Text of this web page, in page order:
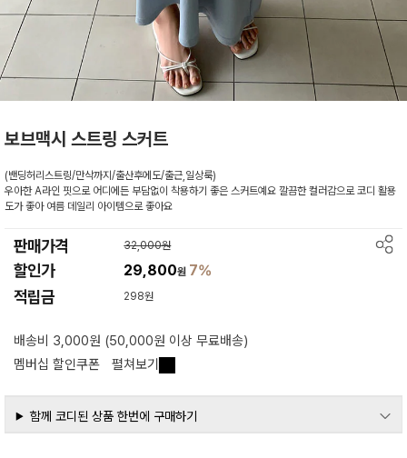
보브맥시 스트링 스커트
(밴딩허리스트링/만삭까지/출산후에도/출근,일상룩)
우아한 A라인 핏으로 어디에든 부담없이 착용하기 좋은 스커트예요 깔끔한 컬러감으로 코디 활용
도가 좋아 여름 데일리 아이템으로 좋아요
판매가격 32,000원
할인가 29,800원 7%
적립금 298원
배송비 3,000원 (50,000원 이상 무료배송)
멤버십 할인쿠폰
펼쳐보기
함께 코디된 상품 한번에 구매하기